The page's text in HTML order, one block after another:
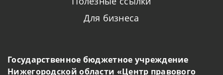
Для бизнеса
Государственное бюджетное учреждение
Нижегородской области «Центр правового